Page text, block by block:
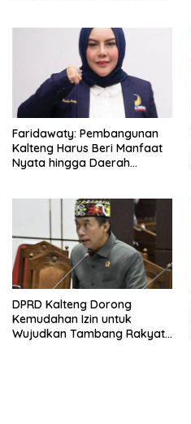
Faridawaty: Pembangunan
Kalteng Harus Beri Manfaat
Nyata hingga Daerah
DPRD Kalteng Dorong
Kemudahan Izin untuk
Wujudkan Tambang Rakyat